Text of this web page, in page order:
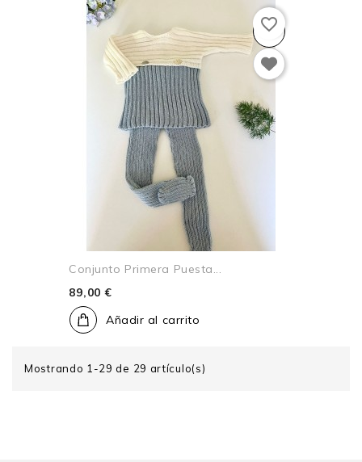
Conjunto Primera Puesta...
89,00 €
Añadir al carrito
favorite_border
Mostrando 1-29 de 29 artículo(s)